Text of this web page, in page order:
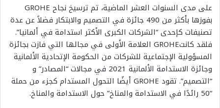
على مدى السنوات العشر الماضية، تم ترسيخ نجاح
بفوزها بأكثر من 490 جائزة في التصميم والابتكار فضلاً عن عدة
تصنيفات كإحدى “الشركات الكبرى الأكثر استدامة في ألمانيا”.
فلقد كانتGROHE العلامة الأولى في مجالها التي فازت بجائزة
المسؤولية الإجتماعية للشركات من الحكومة الإتحادية الألمانية
وجائزة الاستدامة الألمانية 2021 في مجالات “المصادر” و
“التصميم”. تقود
أيضًا التحول المستدام كجزء من حملة
“50 رائدًا في الاستدامة والمناخ” حول الاستدامة والمناخ
.